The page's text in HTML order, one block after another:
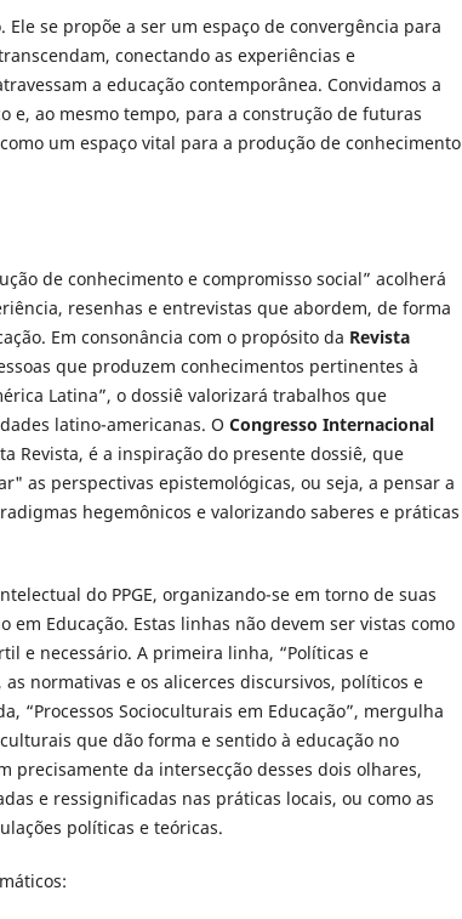
se propõe a ser um espaço de convergência para
conectando as experiências e
a educação contemporânea. Convidamos a
ao mesmo tempo, para a construção de futuras
um espaço vital para a produção de conhecimento
de conhecimento e compromisso social” acolherá
resenhas e entrevistas que abordem, de forma
Em consonância com o propósito da Revista
que produzem conhecimentos pertinentes à
Latina”, o dossiê valorizará trabalhos que
latino-americanas. O Congresso Internacional
Revista, é a inspiração do presente dossiê, que
as perspectivas epistemológicas, ou seja, a pensar a
hegemônicos e valorizando saberes e práticas
do PPGE, organizando-se em torno de suas
Educação. Estas linhas não devem ser vistas como
e necessário. A primeira linha, “Políticas e
normativas e os alicerces discursivos, políticos e
“Processos Socioculturais em Educação”, mergulha
que dão forma e sentido à educação no
precisamente da intersecção desses dois olhares,
e ressignificadas nas práticas locais, ou como as
políticas e teóricas.